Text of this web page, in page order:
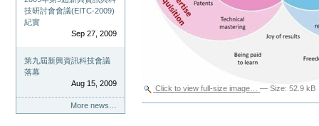
技研討會會議(EITC-2009)
紀實
Sep 27, 2009
第九屆新興資訊科技會議
落幕
Aug 15, 2009
More news…
Click to view full-size image… —Size:52.9 kB